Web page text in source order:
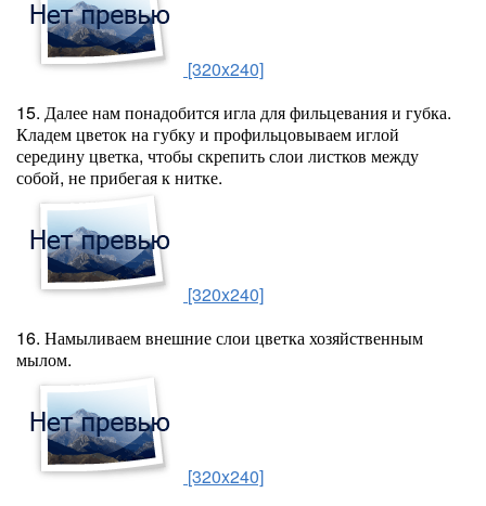
[320x240]
15. Далее нам понадобится игла для фильцевания и губка.
Кладем цветок на губку и профильцовываем иглой
середину цветка, чтобы скрепить слои листков между
собой, не прибегая к нитке.
[320x240]
16. Намыливаем внешние слои цветка хозяйственным
мылом.
[320x240]